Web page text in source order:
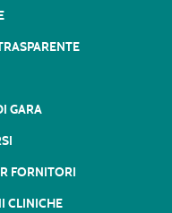
GARA
FORNITORI
CLINICHE